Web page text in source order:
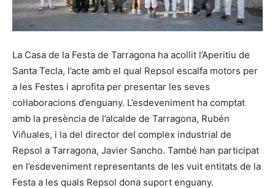
La Casa de la Festa de Tarragona ha acollit l’Aperitiu de
Santa Tecla, l’acte amb el qual Repsol escalfa motors per
a les Festes i aprofita per presentar les seves
col·laboracions d’enguany. L’esdeveniment ha comptat
amb la presència de l’alcalde de Tarragona, Rubén
Viñuales, i la del director del complex industrial de
Repsol a Tarragona, Javier Sancho. També han participat
en l’esdeveniment representants de les vuit entitats de la
Festa a les quals Repsol dona suport enguany.